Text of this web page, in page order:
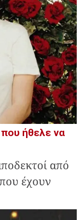
ήθελε να
από
έχουν